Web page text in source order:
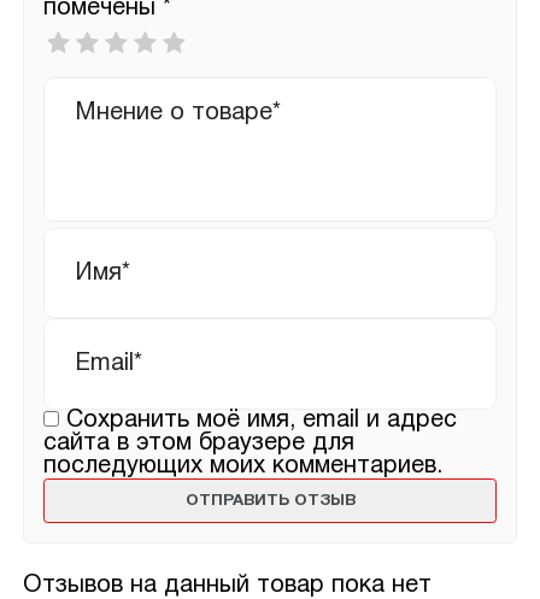
Отзывов на данный товар пока нет
помечены *
Ваша
оценка
отзыв
Сохранить моё имя, email и адрес
сайта в этом браузере для
последующих моих комментариев.